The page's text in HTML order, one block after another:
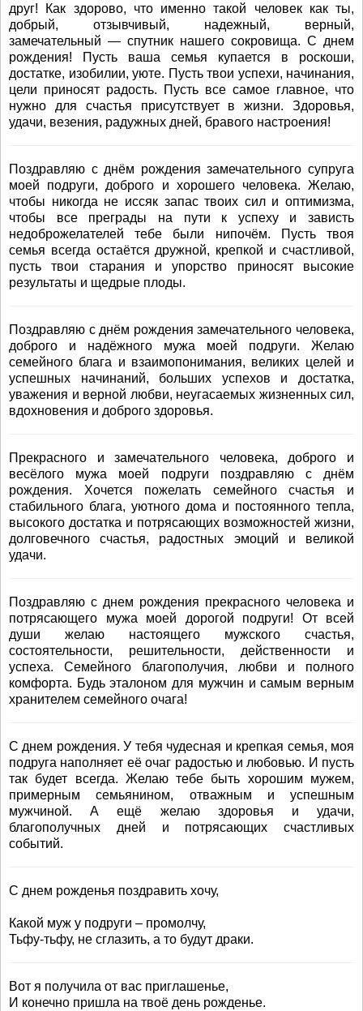
друг! Как здорово, что именно такой человек как ты,
добрый, отзывчивый, надежный, верный,
замечательный — спутник нашего сокровища. С днем
рождения! Пусть ваша семья купается в роскоши,
достатке, изобилии, уюте. Пусть твои успехи, начинания,
цели приносят радость. Пусть все самое главное, что
нужно для счастья присутствует в жизни. Здоровья,
удачи, везения, радужных дней, бравого настроения!
Поздравляю с днём рождения замечательного супруга
моей подруги, доброго и хорошего человека. Желаю,
чтобы никогда не иссяк запас твоих сил и оптимизма,
чтобы все преграды на пути к успеху и зависть
недоброжелателей тебе были нипочём. Пусть твоя
семья всегда остаётся дружной, крепкой и счастливой,
пусть твои старания и упорство приносят высокие
результаты и щедрые плоды.
Поздравляю с днём рождения замечательного человека,
доброго и надёжного мужа моей подруги. Желаю
семейного блага и взаимопонимания, великих целей и
успешных начинаний, больших успехов и достатка,
уважения и верной любви, неугасаемых жизненных сил,
вдохновения и доброго здоровья.
Прекрасного и замечательного человека, доброго и
весёлого мужа моей подруги поздравляю с днём
рождения. Хочется пожелать семейного счастья и
стабильного блага, уютного дома и постоянного тепла,
высокого достатка и потрясающих возможностей жизни,
долговечного счастья, радостных эмоций и великой
удачи.
Поздравляю с днем рождения прекрасного человека и
потрясающего мужа моей дорогой подруги! От всей
души желаю настоящего мужского счастья,
состоятельности, решительности, действенности и
успеха. Семейного благополучия, любви и полного
комфорта. Будь эталоном для мужчин и самым верным
хранителем семейного очага!
С днем рождения. У тебя чудесная и крепкая семья, моя
подруга наполняет её очаг радостью и любовью. И пусть
так будет всегда. Желаю тебе быть хорошим мужем,
примерным семьянином, отважным и успешным
мужчиной. А ещё желаю здоровья и удачи,
благополучных дней и потрясающих счастливых
событий.
С днем рожденья поздравить хочу,
Какой муж у подруги – промолчу,
Тьфу-тьфу, не сглазить, а то будут драки.
Вот я получила от вас приглашенье,
И конечно пришла на твоё день рожденье.